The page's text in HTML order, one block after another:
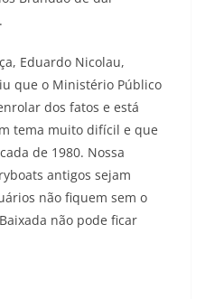
Eduardo Nicolau,
que o Ministério Público
dos fatos e está
tema muito difícil e que
de 1980. Nossa
antigos sejam
não fiquem sem o
não pode ficar